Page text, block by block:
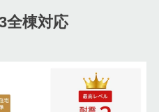
全棟対応